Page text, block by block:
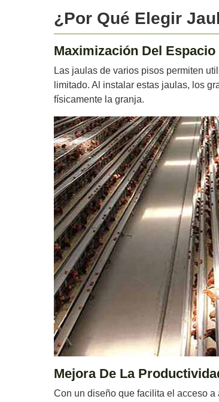
¿Por Qué Elegir
Maximización Del Espacio
Las jaulas de varios pisos permiten
limitado. Al instalar estas jaulas, los
físicamente la granja.
Mejora De La
Con un diseño que facilita el acceso